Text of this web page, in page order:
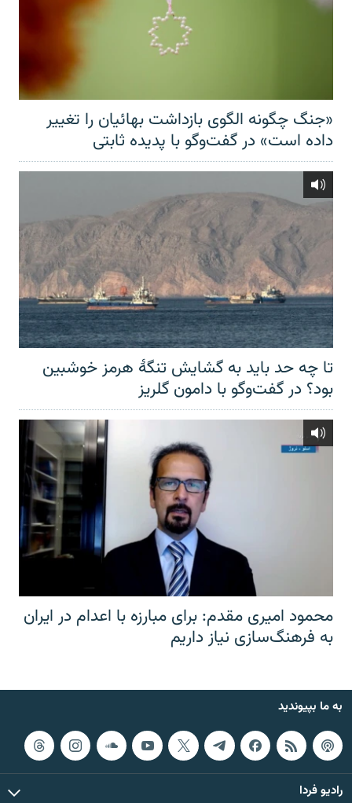
«جنگ چگونه الگوی بازداشت بهائیان را تغییر
داده است» در گفت‌وگو با پدیده ثابتی
تا چه حد باید به گشایش تنگهٔ هرمز خوشبین
بود؟ در گفت‌وگو با دامون گلریز
محمود امیری مقدم: برای مبارزه با اعدام در ایران
به فرهنگ‌سازی نیاز داریم
به ما بپیوندید
رادیو فردا